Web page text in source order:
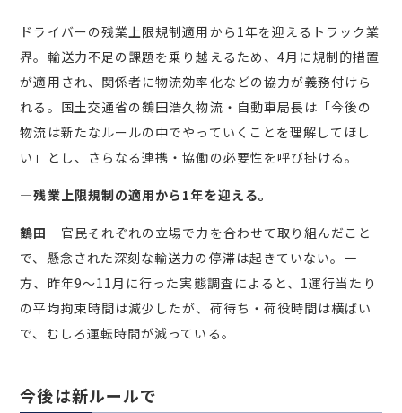
ドライバーの残業上限規制適用から1年を迎えるトラック業
界。輸送力不足の課題を乗り越えるため、4月に規制的措置
が適用され、関係者に物流効率化などの協力が義務付けら
れる。国土交通省の鶴田浩久物流・自動車局長は「今後の
物流は新たなルールの中でやっていくことを理解してほし
い」とし、さらなる連携・協働の必要性を呼び掛ける。
―残業上限規制の適用から1年を迎える。
鶴田
官民それぞれの立場で力を合わせて取り組んだこと
で、懸念された深刻な輸送力の停滞は起きていない。一
方、昨年9～11月に行った実態調査によると、1運行当たり
の平均拘束時間は減少したが、荷待ち・荷役時間は横ばい
で、むしろ運転時間が減っている。
今後は新ルールで